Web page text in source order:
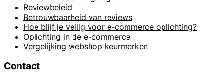
Reviewbeleid
Betrouwbaarheid van reviews
Hoe blijf je veilig voor e-commerce oplichting?
Oplichting in de e-commerce
Vergelijking webshop keurmerken
Contact